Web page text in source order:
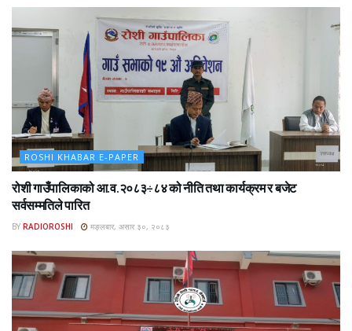
ROSHI KHABAR E-PAPER
रोशी गाउँपालिकाको आ.व.२०८३÷८४ को नीति तथा कार्यक्रम र बजेट
सर्वसम्मतिले पारित
BY RADIOROSHI मङ्लबार, असार ३०, २०८३